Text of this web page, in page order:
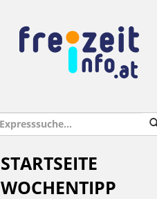
STARTSEITE
WOCHENTIPP